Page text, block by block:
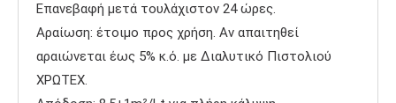
Επανεβαφή μετά τουλάχιστον 24 ώρες.
Αραίωση: έτοιμο προς χρήση. Αν απαιτηθεί
αραιώνεται έως 5% κ.ό. με Διαλυτικό Πιστολιού
ΧΡΩΤΕΧ.